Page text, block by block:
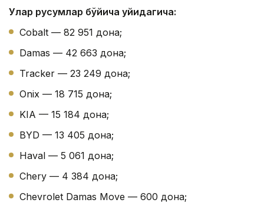
Улар русумлар бўйича қуйидагича:
Cobalt — 82 951 дона;
Damas — 42 663 дона;
Tracker — 23 249 дона;
Onix — 18 715 дона;
KIA — 15 184 дона;
BYD — 13 405 дона;
Haval — 5 061 дона;
Chery — 4 384 дона;
Chevrolet Damas Move — 600 дона;